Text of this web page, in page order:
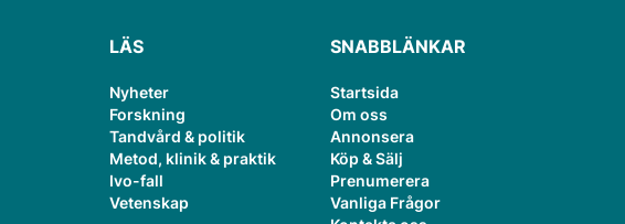
LÄS
Nyheter
Forskning
Tandvård & politik
Metod, klinik & praktik
Ivo-fall
Vetenskap
SNABBLÄNKAR
Startsida
Om oss
Annonsera
Köp & Sälj
Prenumerera
Vanliga Frågor